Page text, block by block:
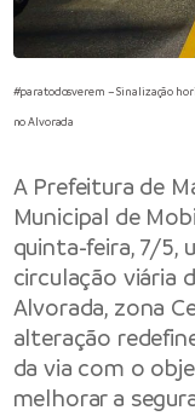
#paratodosverem – Sinalização
no Alvorada
A Prefeitura de
Municipal de
quinta-feira, 7/5,
circulação viária
Alvorada, zona
alteração
da via com o
melhorar a